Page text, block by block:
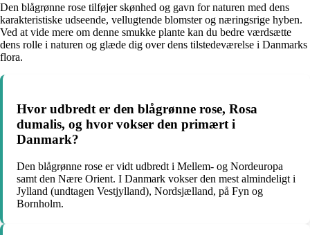
Den blågrønne rose tilføjer skønhed og gavn for naturen med dens
karakteristiske udseende, vellugtende blomster og næringsrige hyben.
Ved at vide mere om denne smukke plante kan du bedre værdsætte
dens rolle i naturen og glæde dig over dens tilstedeværelse i Danmarks
flora.
Hvor udbredt er den blågrønne rose, Rosa
dumalis, og hvor vokser den primært i
Danmark?
Den blågrønne rose er vidt udbredt i Mellem- og Nordeuropa
samt den Nære Orient. I Danmark vokser den mest almindeligt i
Jylland (undtagen Vestjylland), Nordsjælland, på Fyn og
Bornholm.